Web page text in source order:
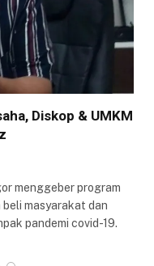
Diskop & UMKM
menggeber program
masyarakat dan
pandemi covid-19.